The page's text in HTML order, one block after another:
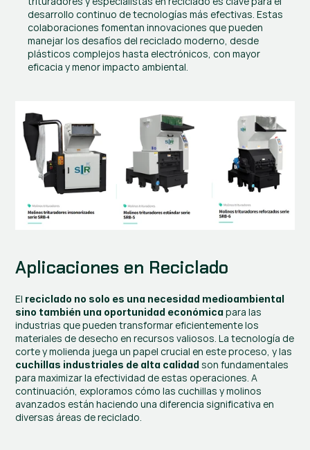
desarrollo continuo de tecnologías más efectivas. Estas
colaboraciones fomentan innovaciones que pueden
manejar los desafíos del reciclado moderno, desde
plásticos complejos hasta electrónicos, con mayor
eficacia y menor impacto ambiental.
Aplicaciones en Reciclado
El reciclado no solo es una necesidad medioambiental
sino también una oportunidad económica para las
industrias que pueden transformar eficientemente los
materiales de desecho en recursos valiosos. La tecnología de
cuchillas industriales de alta calidad son fundamentales
para maximizar la efectividad de estas operaciones. A
continuación, exploramos cómo las cuchillas y molinos
avanzados están haciendo una diferencia significativa en
diversas áreas de reciclado.